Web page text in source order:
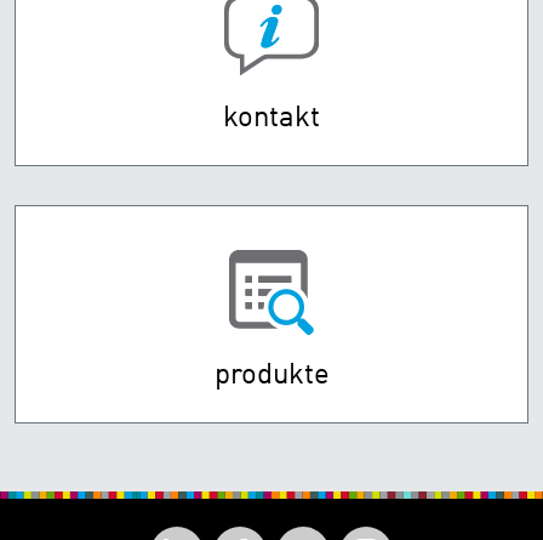
kontakt
produkte